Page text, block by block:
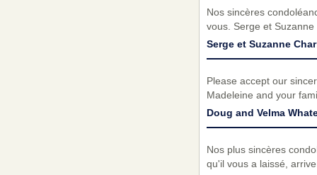
Nos sincères
vous. Serge et Suzanne
Serge et Suzanne
Please accept our
Madeleine and your
Doug and Velma
Nos plus sincères
qu'il vous a laissé,